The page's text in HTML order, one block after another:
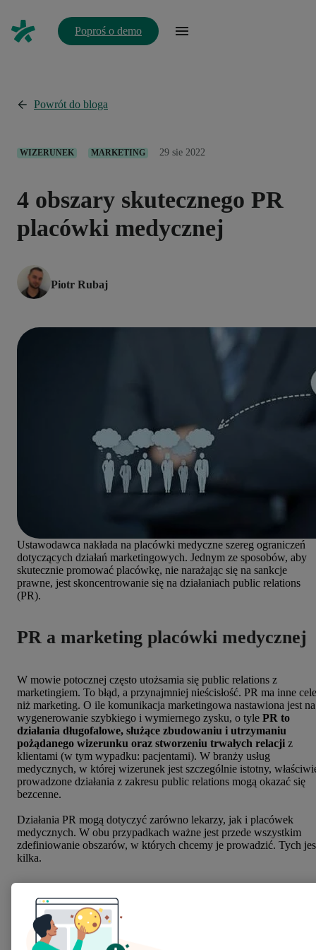
Poproś o demo
Powrót do bloga
WIZERUNEK MARKETING 29 sie 2022
4 obszary skutecznego PR
placówki medycznej
Piotr Rubaj
Ustawodawca nakłada na placówki medyczne szereg ograniczeń
dotyczących działań marketingowych. Jednym ze sposobów, aby
skutecznie promować placówkę, nie narażając się na sankcje
prawne, jest skoncentrowanie się na działaniach public relations
(PR).
PR a marketing placówki medycznej
W mowie potocznej często utożsamia się public relations z
marketingiem. To błąd, a przynajmniej nieścisłość. PR ma inne
niż marketing. O ile komunikacja marketingowa nastawiona jest na
wygenerowanie szybkiego i wymiernego zysku, o tyle PR to
działania długofalowe, służące zbudowaniu i utrzymaniu
pożądanego wizerunku oraz stworzeniu trwałych relacji z
klientami (w tym wypadku: pacjentami). W branży usług
medycznych, w której wizerunek jest szczególnie istotny,
prowadzone działania z zakresu public relations mogą okazać się
bezcenne.
Działania PR mogą dotyczyć zarówno lekarzy, jak i placówek
medycznych. W obu przypadkach ważne jest przede wszystkim
zdefiniowanie obszarów, w których chcemy je prowadzić. Tych
kilka.
1. Relacje lekarzy z pacjentami
Pacjenci przychodzą do placówki medycznej w bardzo